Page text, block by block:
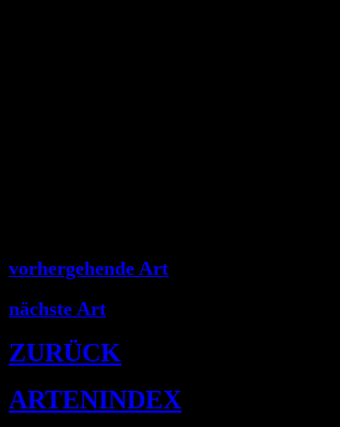
vorhergehende Art
nächste Art
ZURÜCK
ARTENINDEX